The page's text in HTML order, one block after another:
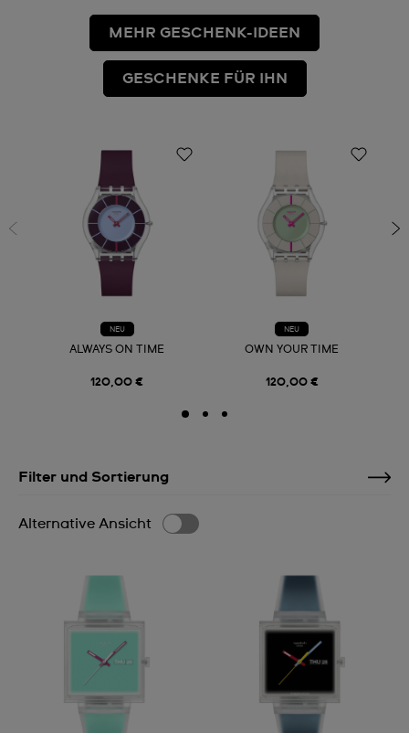
MEHR GESCHENK-IDEEN
GESCHENKE FÜR IHN
NEU
ALWAYS ON TIME
120,00 €
NEU
OWN YOUR TIME
120,00 €
Filter und Sortierung
Alternative Ansicht